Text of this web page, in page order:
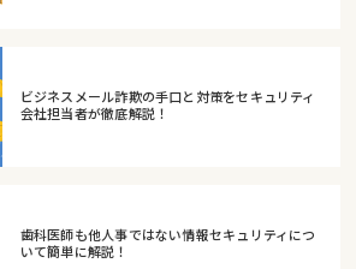
ビジネスメール詐欺の手口と対策をセキュリティ
会社担当者が徹底解説！
歯科医師も他人事ではない情報セキュリティにつ
いて簡単に解説！